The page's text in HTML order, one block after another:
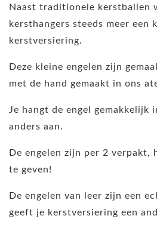
Naast traditionele kerstballen
kersthangers steeds meer een
kerstversiering.
Deze kleine engelen zijn
met de hand gemaakt in ons
Je hangt de engel gemakkelijk
anders aan.
De engelen zijn per 2 verpakt,
te geven!
De engelen van leer zijn een
geeft je kerstversiering een